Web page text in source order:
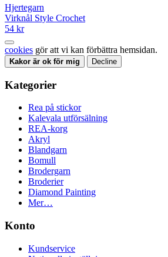
Hjertegarn
Virknål Style Crochet
54 kr
cookies gör att vi kan förbättra hemsidan.
Kakor är ok för mig Decline
Kategorier
Rea på stickor
Kalevala utförsälning
REA-korg
Akryl
Blandgarn
Bomull
Brodergarn
Broderier
Diamond Painting
Mer…
Konto
Kundservice